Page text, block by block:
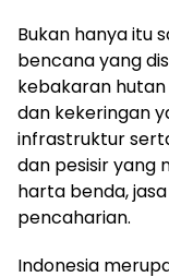
Bukan hanya itu
bencana yang
kebakaran
dan kekeringan
infrastruktur
dan pesisir yang
harta benda,
pencaharian.
Indonesia